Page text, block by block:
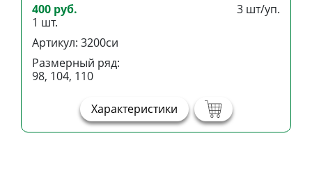
400 руб.
1 шт.
3 шт/уп.
Артикул: 3200си
Размерный ряд:
98, 104, 110
Характеристики